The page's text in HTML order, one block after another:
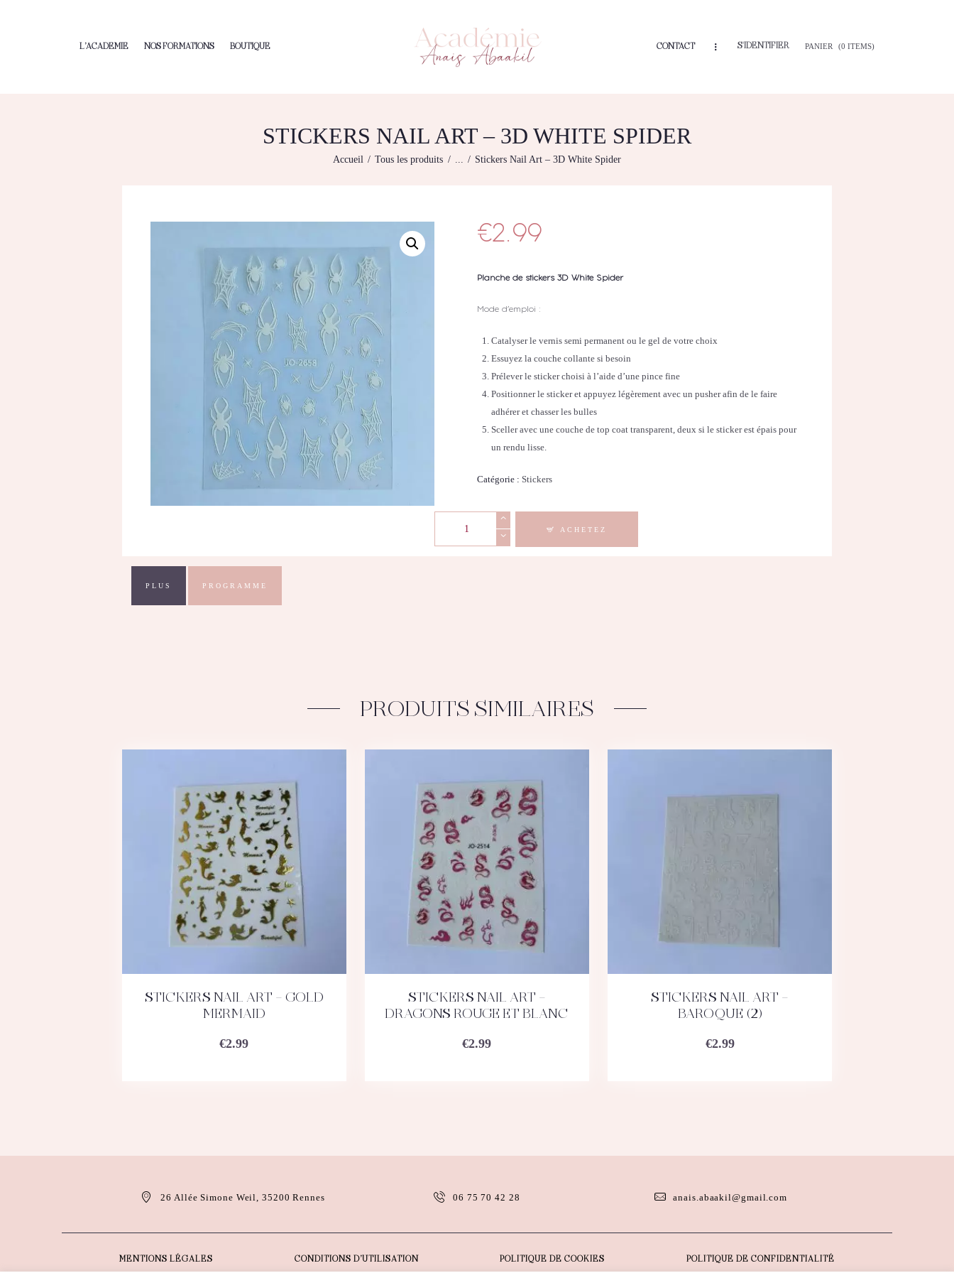
L’ACADEMIE NOS FORMATIONS BOUTIQUE CONTACT S'IDENTIFIER PANIER (0 ITEMS)
STICKERS NAIL ART – 3D WHITE SPIDER
Accueil Tous les produits Stickers Nail Art – 3D White Spider
ACADÉMIE ANAÏS ABAAKIL
Formation et shop Indigo
NOS FORMATIONS
AGENDA DE
BOUTIQUE
CONTACTEZ-NOUS
MODÈLE
€2.99
Planche de stickers 3D White Spider
Mode d’emploi :
Catalyser le vernis semi permanent ou le gel de votre choix
Essuyez la couche collante si besoin
Prélever le sticker choisi à l’aide d’une pince fine
Positionner le sticker et appuyez légèrement avec un pusher afin de le faire
adhérer et chasser les bulles
Sceller avec une couche de top coat transparent, deux si le sticker est épais pour
un rendu lisse.
Catégorie : Stickers
ACHETEZ
PLUS PROGRAMME
PRODUITS SIMILAIRES
ACHETEZ DÉTAILS
STICKERS NAIL ART – GOLD
MERMAID
€2.99
ACHETEZ DÉTAILS
STICKERS NAIL ART –
DRAGONS ROUGE ET BLANC
€2.99
ACHETEZ DÉTAILS
STICKERS NAIL ART –
BAROQUE (2)
€2.99
26 Allée Simone Weil, 35200 Rennes 06 75 70 42 28 anais.abaakil@gmail.com
MENTIONS LÉGALES CONDITIONS D’UTILISATION POLITIQUE DE COOKIES POLITIQUE DE CONFIDENTIALITÉ